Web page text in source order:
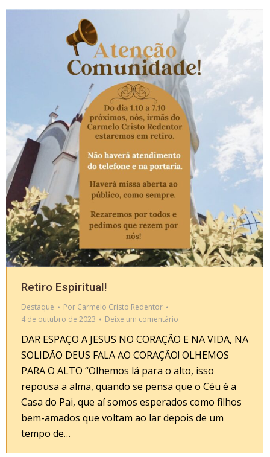
Retiro Espiritual!
Destaque Por Carmelo Cristo Redentor
4 de outubro de 2023
Deixe um comentário
DAR ESPAÇO A JESUS NO CORAÇÃO E NA VIDA, NA
SOLIDÃO DEUS FALA AO CORAÇÃO! OLHEMOS
PARA O ALTO “Olhemos lá para o alto, isso
repousa a alma, quando se pensa que o Céu é a
Casa do Pai, que aí somos esperados como filhos
bem-amados que voltam ao lar depois de um
tempo de…